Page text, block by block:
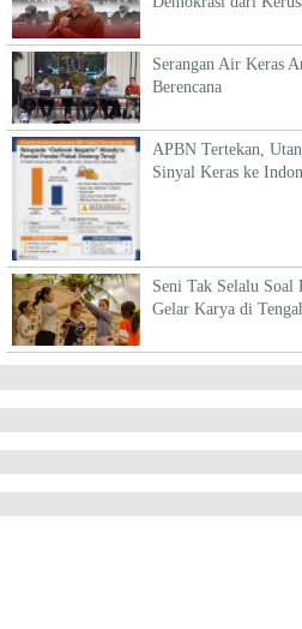
Serangan Air Keras
Berencana
APBN Tertekan,
Sinyal Keras ke
Seni Tak Selalu Soal
Gelar Karya di